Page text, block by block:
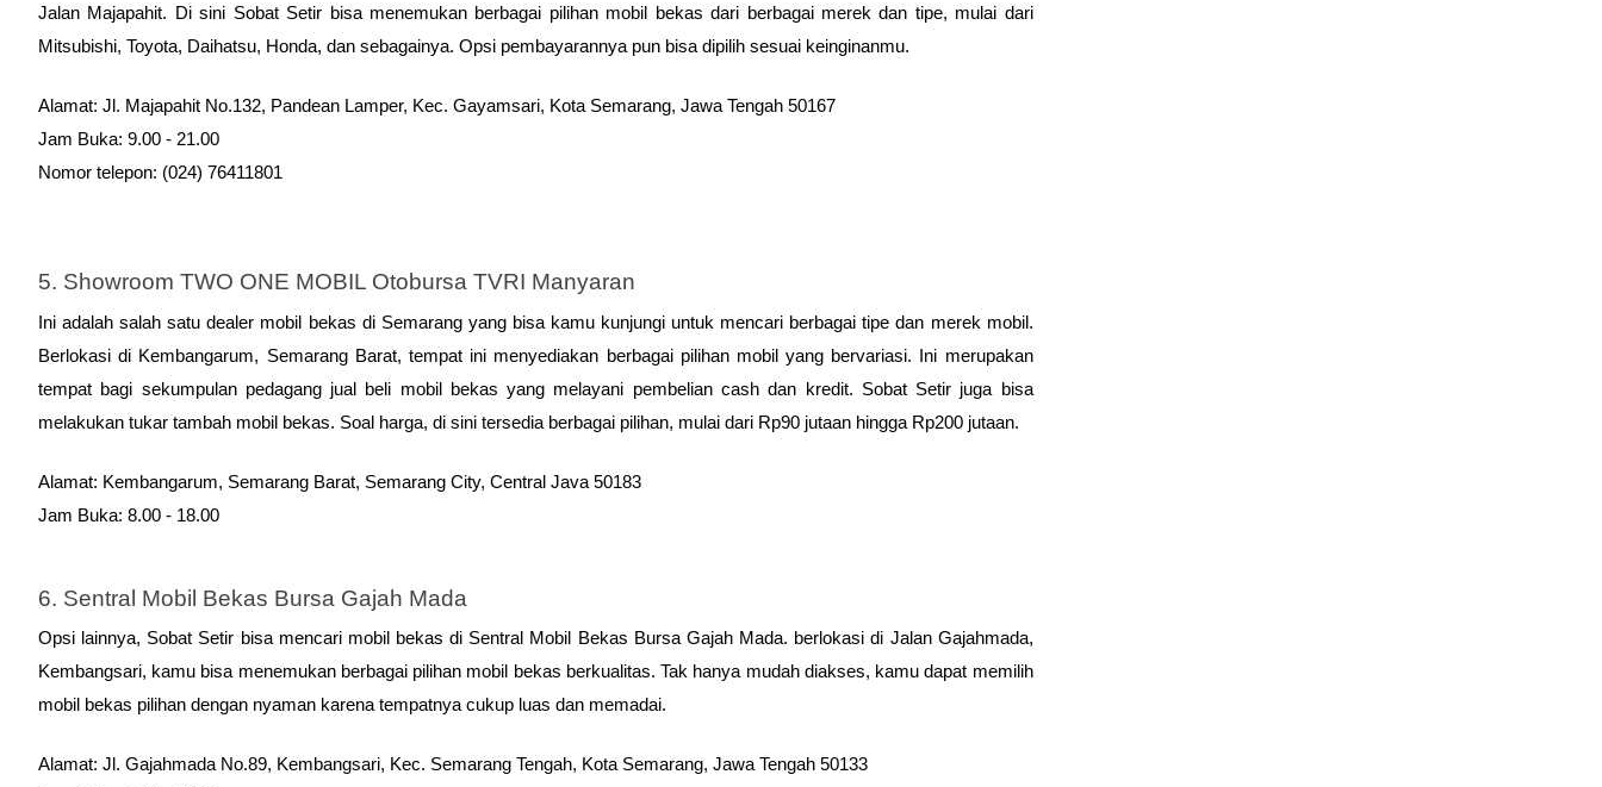
Jalan Majapahit. Di sini Sobat Setir bisa menemukan berbagai pilihan mobil bekas dari berbagai merek dan tipe, mulai dari
Mitsubishi, Toyota, Daihatsu, Honda, dan sebagainya. Opsi pembayarannya pun bisa dipilih sesuai keinginanmu.
Alamat: Jl. Majapahit No.132, Pandean Lamper, Kec. Gayamsari, Kota Semarang, Jawa Tengah 50167
Jam Buka: 9.00 - 21.00
Nomor telepon: (024) 76411801
5. Showroom TWO ONE MOBIL Otobursa TVRI Manyaran
Ini adalah salah satu dealer mobil bekas di Semarang yang bisa kamu kunjungi untuk mencari berbagai tipe dan merek mobil.
Berlokasi di Kembangarum, Semarang Barat, tempat ini menyediakan berbagai pilihan mobil yang bervariasi. Ini merupakan
tempat bagi sekumpulan pedagang jual beli mobil bekas yang melayani pembelian cash dan kredit. Sobat Setir juga bisa
melakukan tukar tambah mobil bekas. Soal harga, di sini tersedia berbagai pilihan, mulai dari Rp90 jutaan hingga Rp200 jutaan.
Alamat: Kembangarum, Semarang Barat, Semarang City, Central Java 50183
Jam Buka: 8.00 - 18.00
6. Sentral Mobil Bekas Bursa Gajah Mada
Opsi lainnya, Sobat Setir bisa mencari mobil bekas di Sentral Mobil Bekas Bursa Gajah Mada. berlokasi di Jalan Gajahmada,
Kembangsari, kamu bisa menemukan berbagai pilihan mobil bekas berkualitas. Tak hanya mudah diakses, kamu dapat memilih
mobil bekas pilihan dengan nyaman karena tempatnya cukup luas dan memadai.
Alamat: Jl. Gajahmada No.89, Kembangsari, Kec. Semarang Tengah, Kota Semarang, Jawa Tengah 50133